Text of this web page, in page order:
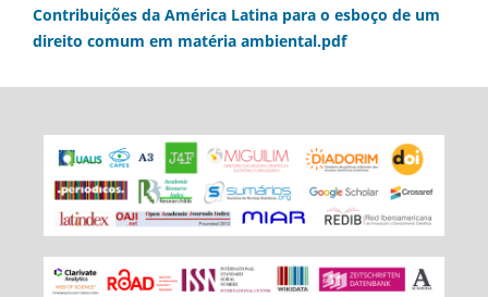
Contribuições da América Latina para o esboço de um
direito comum em matéria ambiental.pdf